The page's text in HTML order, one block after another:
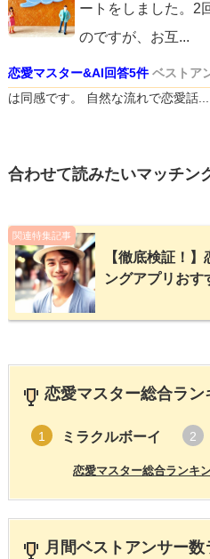
ートをしました。2
のですが、お互...
恋愛マスター&AI回答5件 ベストア
は同感です。 自然な流れで恋愛話...
合わせて読みたいマッチン
関連特集記事
【徹底検証！
ングアプリおす
恋愛マスター総合ラン
1 ミラクルボーイ 2
恋愛マスター総合ランキ
月間ベストアンサー数